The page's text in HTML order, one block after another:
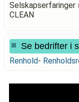
Selskapserfaringer
CLEAN
Se bedrifter i
Renhold-